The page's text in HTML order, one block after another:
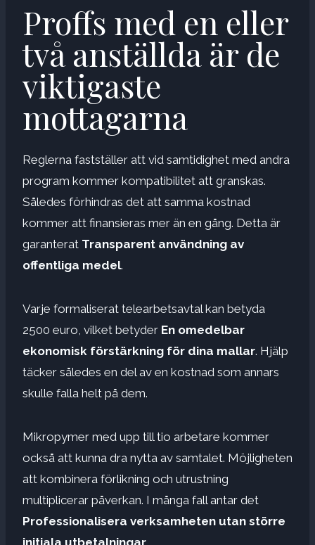
Proffs med en eller
två anställda är de
viktigaste
mottagarna
Reglerna fastställer att vid samtidighet med andra
program kommer kompatibilitet att granskas.
Således förhindras det att samma kostnad
kommer att finansieras mer än en gång. Detta är
garanterat Transparent användning av
offentliga medel.
Varje formaliserat telearbetsavtal kan betyda
2500 euro, vilket betyder En omedelbar
ekonomisk förstärkning för dina mallar. Hjälp
täcker således en del av en kostnad som annars
skulle falla helt på dem.
Mikropymer med upp till tio arbetare kommer
också att kunna dra nytta av samtalet. Möjligheten
att kombinera förlikning och utrustning
multiplicerar påverkan. I många fall antar det
Professionalisera verksamheten utan större
initiala utbetalningar